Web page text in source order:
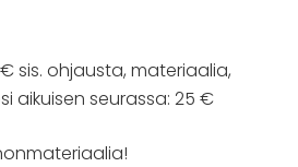
sis. ohjausta, materiaalia,
aikuisen seurassa: 25 €